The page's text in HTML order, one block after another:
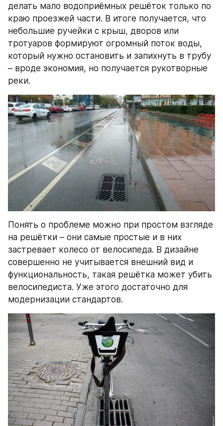
делать мало водоприёмных решёток только по
краю проезжей части. В итоге получается, что
небольшие ручейки с крыш, дворов или
тротуаров формируют огромный поток воды,
который нужно остановить и запихнуть в трубу
– вроде экономия, но получается рукотворные
реки.
Понять о проблеме можно при простом взгляде
на решётки – они самые простые и в них
застревает колесо от велосипеда. В дизайне
совершенно не учитывается внешний вид и
функциональность, такая решётка может убить
велосипедиста. Уже этого достаточно для
модернизации стандартов.